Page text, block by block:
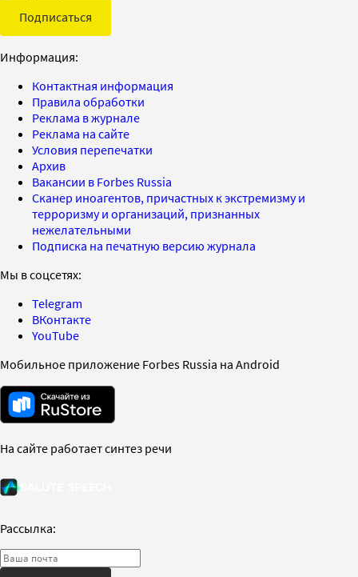
Подписаться
Информация:
Контактная информация
Правила обработки
Реклама в журнале
Реклама на сайте
Условия перепечатки
Архив
Вакансии в Forbes Russia
Сканер иноагентов, причастных к экстремизму и
терроризму и организаций, признанных
нежелательными
Подписка на печатную версию журнала
Мы в соцсетях:
Telegram
ВКонтакте
YouTube
Мобильное приложение Forbes Russia на Android
На сайте работает синтез речи
Рассылка: